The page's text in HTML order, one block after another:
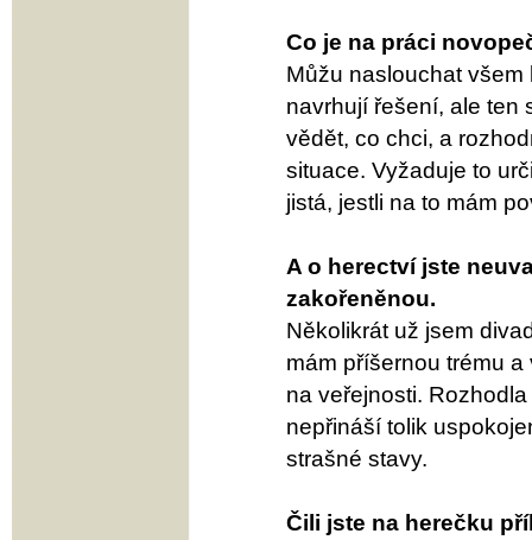
Co je na práci
Můžu naslouchat
navrhují řešení, ale ten
vědět, co chci, a
situace. Vyžaduje to
jistá, jestli na to mám
A o herectví jste
zakořeněnou.
Několikrát už jsem
mám příšernou trému
na veřejnosti.
nepřináší tolik
strašné stavy.
Čili jste na herečku